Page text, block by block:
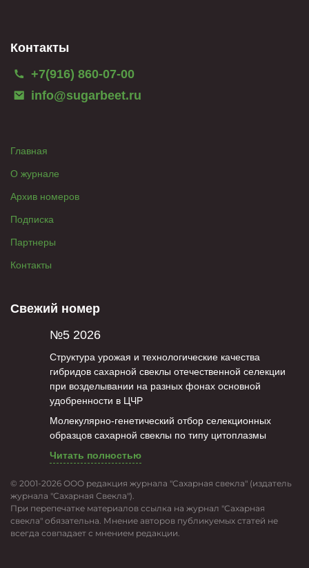
Контакты
+7(916) 860-07-00
info@sugarbeet.ru
Главная
О журнале
Архив номеров
Подписка
Партнеры
Контакты
Свежий номер
№5 2026
Структура урожая и технологические качества
гибридов сахарной свеклы отечественной селекции
при возделывании на разных фонах основной
удобренности в ЦЧР
Молекулярно-генетический отбор селекционных
образцов сахарной свеклы по типу цитоплазмы
Читать полностью
© 2001-2026 ООО редакция журнала "Сахарная свекла" (издатель
журнала "Сахарная Свекла").
При перепечатке материалов ссылка на журнал "Сахарная
свекла" обязательна. Мнение авторов публикуемых статей не
всегда совпадает с мнением редакции.